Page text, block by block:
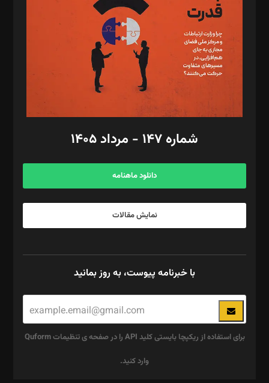
رستمی،مصطفی باستان
ویرایش: نگار استاد‌‌آقا
طراح یونیفرم: مجید توکلی
فیلمبرداری و عکاسی: امیر شفیعی، مانی لطفی زاده
گرافیک و صفحه‌آرایی: سید‌سبحان‌علی ثابت
مد‌یر توسعه تجاری: کامبیز برید‌
امور مالی: شاپور رهبری، محمد‌ کاظمی‌نیا
آگهی و مشترکین: ۰۹۱۹۹۹۹۰۴۵۴
شماره ۱۴۷ - مرداد ۱۴۰۵
دانلود ماهنامه
نمایش مقالات
با خبرنامه پیوست، به روز بمانید
برای استفاده از ریکپچا بایستی کلید API را در صفحه ی تنظیمات Quform
وارد کنید.